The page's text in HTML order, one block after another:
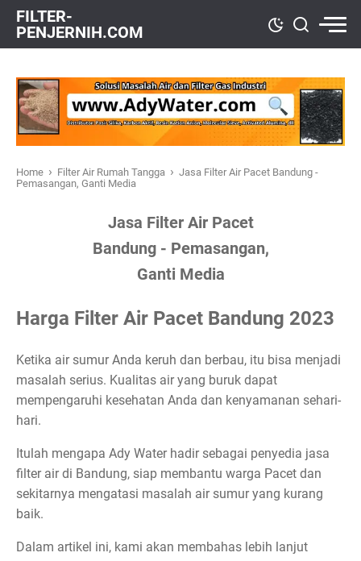
FILTER-
PENJERNIH.COM
Home › Filter Air Rumah Tangga › Jasa Filter Air Pacet Bandung -
Pemasangan, Ganti Media
Jasa Filter Air Pacet
Bandung - Pemasangan,
Ganti Media
Harga Filter Air Pacet Bandung 2023
Ketika air sumur Anda keruh dan berbau, itu bisa menjadi
masalah serius. Kualitas air yang buruk dapat
mempengaruhi kesehatan Anda dan kenyamanan sehari-
hari.
Itulah mengapa Ady Water hadir sebagai penyedia jasa
filter air di Bandung, siap membantu warga Pacet dan
sekitarnya mengatasi masalah air sumur yang kurang
baik.
Dalam artikel ini, kami akan membahas lebih lanjut